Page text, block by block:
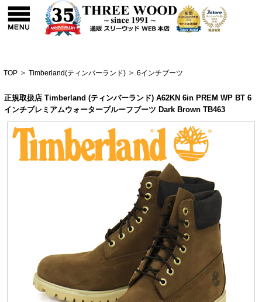
TOP > Timberland(ティンバーランド) > 6インチブーツ
正規取扱店 Timberland (ティンバーランド) A62KN 6in PREM WP BT 6
インチプレミアムウォータープルーフブーツ Dark Brown TB463